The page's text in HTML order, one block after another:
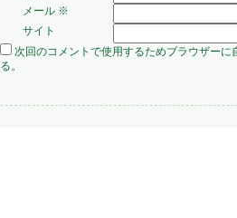
メール ※
サイト
次回のコメントで使用するためブラウザー
る。